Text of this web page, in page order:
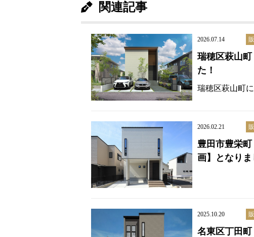
関連記事
2026.07.14
瑞穂区萩山
た！
瑞穂区萩山町
2026.02.21
豊田市豊栄
画】となりま
2025.10.20
名東区丁田